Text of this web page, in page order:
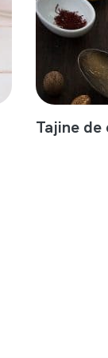
Tajine